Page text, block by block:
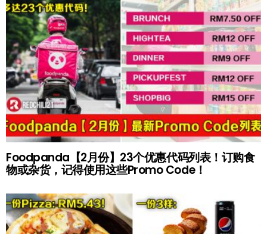
Foodpanda【2月份】23个优惠代码列表！订购食
物或杂货，记得使用这些Promo Code！